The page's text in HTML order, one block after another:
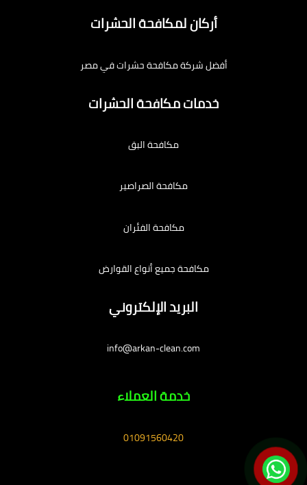
أركان لمكافحة الحشرات
أفضل شركة مكافحة حشرات في مصر
خدمات مكافحة الحشرات
مكافحة البق
مكافحة الصراصير
مكافحة الفئران
مكافحة جميع أنواع القوارض
البريد الإلكتروني
info@arkan-clean.com
خدمة العملاء
01091560420